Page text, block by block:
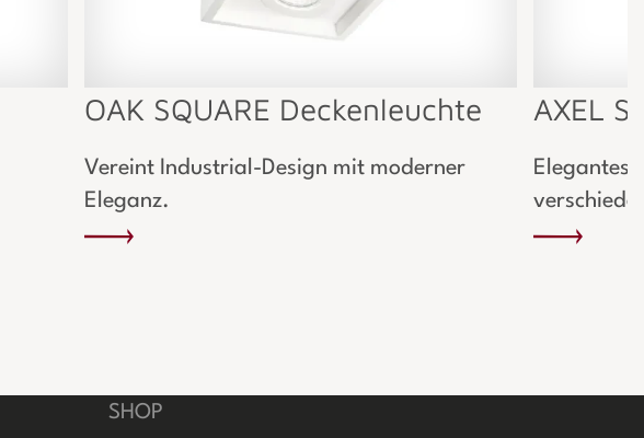
OAK SQUARE Deckenleuchte
Vereint Industrial-Design mit moderner
Eleganz.
AXEL
Elegantes
SHOP